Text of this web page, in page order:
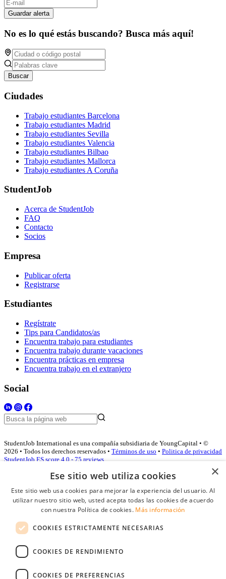
Guardar alerta
No es lo qué estás buscando? Busca más aquí!
Buscar
Ciudades
Trabajo estudiantes Barcelona
Trabajo estudiantes Madrid
Trabajo estudiantes Sevilla
Trabajo estudiantes Valencia
Trabajo estudiantes Bilbao
Trabajo estudiantes Mallorca
Trabajo estudiantes A Coruña
StudentJob
Acerca de StudentJob
FAQ
Contacto
Socios
Empresa
Publicar oferta
Registrarse
Estudiantes
Regístrate
Tips para Candidatos/as
Encuentra trabajo para estudiantes
Encuentra trabajo durante vacaciones
Encuentra prácticas en empresa
Encuentra trabajo en el extranjero
Social
StudentJob International es una compañía subsidiaria de YoungCapital • ©
2026 • Todos los derechos reservados • Términos de uso • Politica de privacidad
StudentJob ES score 4.0 - 75 reviews
Acceso empresas
Contraseña
Recordarme
Conectarse
×
Ese sitio web utiliza cookies
Este sitio web usa cookies para mejorar la experiencia del usuario. Al
utilizar nuestro sitio web, usted acepta todas las cookies de acuerdo
con nuestra Política de cookies. Más información
COOKIES ESTRICTAMENTE NECESARIAS
COOKIES DE RENDIMIENTO
COOKIES DE PREFERENCIAS